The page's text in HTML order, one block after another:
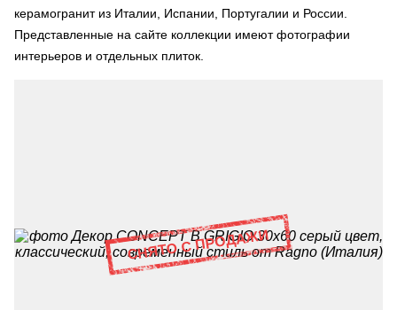
керамогранит из Италии, Испании, Португалии и России.
Представленные на сайте коллекции имеют фотографии
интерьеров и отдельных плиток.